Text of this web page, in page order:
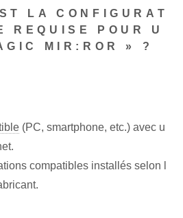
LA CONFIGURAT
REQUISE POUR U
MIR:ROR » ?
(PC, smartphone, etc.) avec u
compatibles installés selon l